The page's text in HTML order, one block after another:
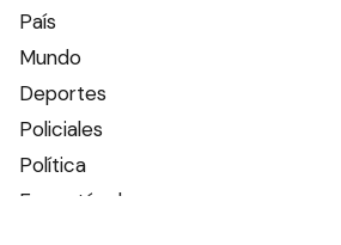
País
Mundo
Deportes
Policiales
Política
Espectáculos